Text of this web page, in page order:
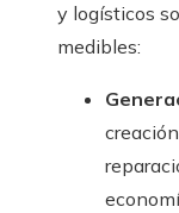
y logísticos
medibles: